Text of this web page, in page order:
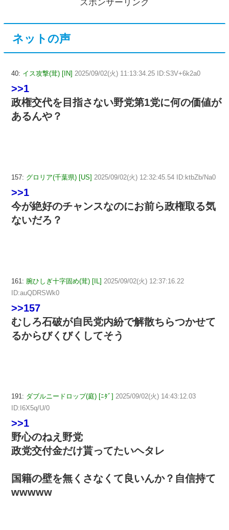
スポンサーリンク
ネットの声
40: イス攻撃(茸) [IN] 2025/09/02(火) 11:13:34.25 ID:S3V+6k2a0
>>1
政権交代を目指さない野党第1党に何の価値が
あるんや？
157: グロリア(千葉県) [US] 2025/09/02(火) 12:32:45.54 ID:ktbZb/Na0
>>1
今が絶好のチャンスなのにお前ら政権取る気
ないだろ？
161: 腕ひしぎ十字固め(茸) [IL] 2025/09/02(火) 12:37:16.22
ID:auQDRSWk0
>>157
むしろ石破が自民党内紛で解散ちらつかせて
るからびくびくしてそう
191: ダブルニードロップ(庭) [ﾆﾀﾞ] 2025/09/02(火) 14:43:12.03
ID:I6X5q/U/0
>>1
野心のねえ野党
政党交付金だけ貰ってたいヘタレ
国籍の壁を無くさなくて良いんか？自信持て
wwwww